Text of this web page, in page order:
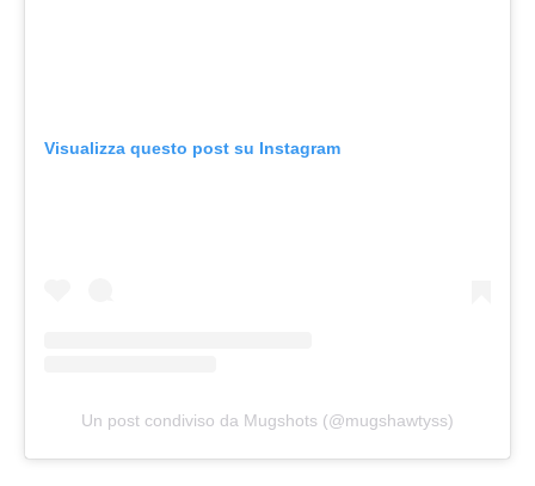
Visualizza questo post su Instagram
Un post condiviso da Mugshots (@mugshawtyss)